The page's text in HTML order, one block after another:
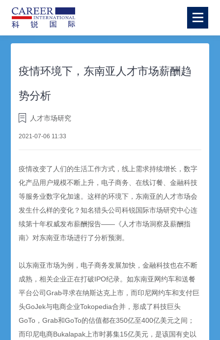
疫情环境下，东南亚人才市场薪酬趋
势分析
人才市场研究
2021-07-06 11:33
疫情改变了人们的生活工作方式，线上需求持续增长，数字
化产品用户规模不断上升，电子商务、在线订餐、金融科技
等服务业数字化加速。这样的环境下，东南亚的人才市场会
发生什么样的变化？知名猎头公司科锐国际市场研究中心连
续第十年权威发布薪酬报告——《人才市场洞察及薪酬指
南》对东南亚市场进行了分析预测。
以东南亚市场为例，电子商务发展加快，金融科技也在不断
成熟，相关企业正在打破IPO纪录。如东南亚网约车和送餐
平台公司Grab寻求在纳斯达克上市，而印尼网约车和支付巨
头GoJek与电商企业Tokopedia合并，形成了科技巨头
GoTo，Grab和GoTo的估值都在350亿至400亿美元之间；
而印尼电商Bukalapak上市时募集15亿美元，是该国有史以